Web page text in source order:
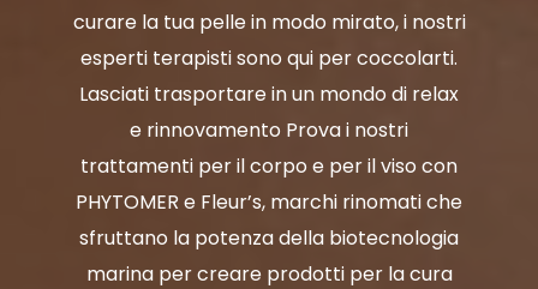
curare la tua pelle in modo mirato, i nostri
esperti terapisti sono qui per coccolarti.
Lasciati trasportare in un mondo di relax
e rinnovamento Prova i nostri
trattamenti per il corpo e per il viso con
PHYTOMER e Fleur’s, marchi rinomati che
sfruttano la potenza della biotecnologia
marina per creare prodotti per la cura